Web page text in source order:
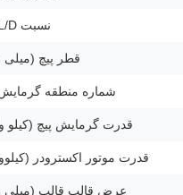
نسبت L/D پیچ
قطر پیچ (میلی
شماره منطقه گرمایش
قدرت گرمایش پیچ (کیلو
قدرت موتور اکسترودر
عرض قالب قالب (میلی